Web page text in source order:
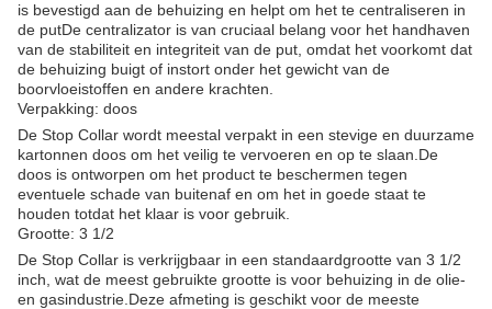
is bevestigd aan de behuizing en helpt om het te centraliseren in
de putDe centralizator is van cruciaal belang voor het handhaven
van de stabiliteit en integriteit van de put, omdat het voorkomt dat
de behuizing buigt of instort onder het gewicht van de
boorvloeistoffen en andere krachten.
Verpakking: doos
De Stop Collar wordt meestal verpakt in een stevige en duurzame
kartonnen doos om het veilig te vervoeren en op te slaan.De
doos is ontworpen om het product te beschermen tegen
eventuele schade van buitenaf en om het in goede staat te
houden totdat het klaar is voor gebruik.
Grootte: 3 1/2
De Stop Collar is verkrijgbaar in een standaardgrootte van 3 1/2
inch, wat de meest gebruikte grootte is voor behuizing in de olie-
en gasindustrie.Deze afmeting is geschikt voor de meeste